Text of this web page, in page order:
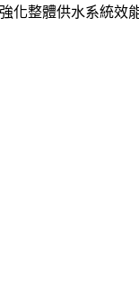
整體供水系統效